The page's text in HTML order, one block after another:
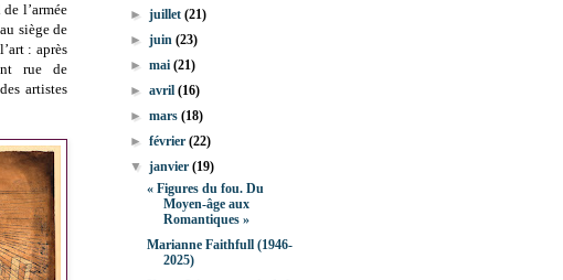
l’armée
siège de
: après
rue de
artistes
►juillet(21)
►juin(23)
►mai(21)
►avril(16)
►mars(18)
►février(22)
▼janvier(19)
« Figures du fou. Du
Moyen-âge aux
Romantiques »
Marianne Faithfull (1946-
2025)